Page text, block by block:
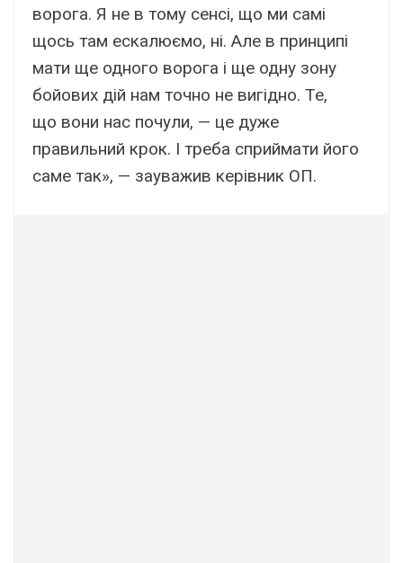
ворога. Я не в тому сенсі, що ми самі
щось там ескалюємо, ні. Але в принципі
мати ще одного ворога і ще одну зону
бойових дій нам точно не вигідно. Те,
що вони нас почули, — це дуже
правильний крок. І треба сприймати його
саме так», — зауважив керівник ОП.